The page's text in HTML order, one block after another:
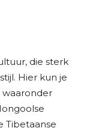
die sterk
Hier kun je
waaronder
Tibetaanse